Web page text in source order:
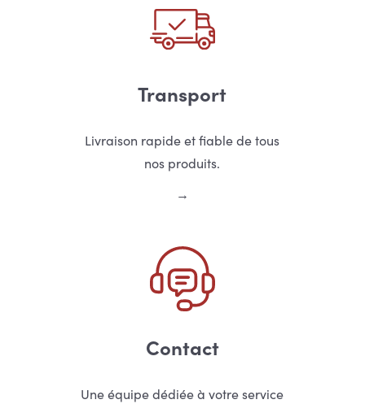
Transport
Livraison rapide et fiable de tous
nos produits.
Contact
Une équipe dédiée à votre service